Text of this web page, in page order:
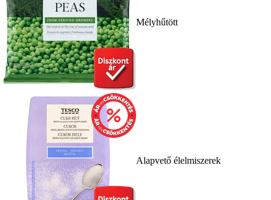
Mélyhűtött
Alapvető élelmiszerek